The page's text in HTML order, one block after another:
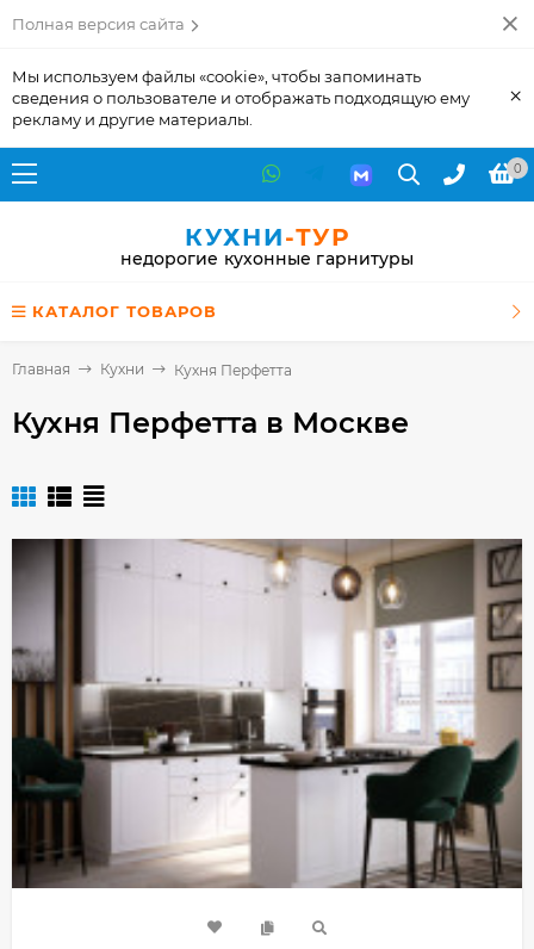
Полная версия сайта
Мы используем файлы «cookie», чтобы запоминать
сведения о пользователе и отображать подходящую ему
рекламу и другие материалы.
×
0
КУХНИ-ТУР
недорогие кухонные гарнитуры
КАТАЛОГ ТОВАРОВ
Главная Кухни Кухня Перфетта
Кухня Перфетта в Москве